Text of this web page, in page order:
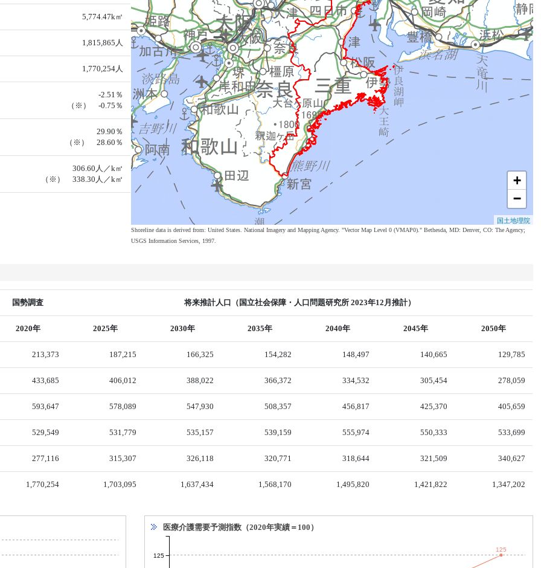
5,774.47k㎡
1,815,865人
1,770,254人
-2.51％
（※） -0.75％
29.90％
（※） 28.60％
306.60人／k㎡
（※） 338.30人／k㎡
+
−
国土地理院
Shoreline data is derived from: United States. National Imagery and Mapping Agency. "Vector Map Level 0 (VMAP0)." Bethesda, MD: Denver, CO: The Agency;
USGS Information Services, 1997.
国勢調査 将来推計人口（国立社会保障・人口問題研究所 2023年12月推計）
2020年 2025年 2030年 2035年 2040年 2045年 2050年
213,373 187,215 166,325 154,282 148,497 140,665 129,785
433,685 406,012 388,022 366,372 334,532 305,454 278,059
593,647 578,089 547,930 508,357 456,817 425,370 405,659
529,549 531,779 535,157 539,159 555,974 550,333 533,699
277,116 315,307 326,118 320,771 318,644 321,509 340,627
1,770,254 1,703,095 1,637,434 1,568,170 1,495,820 1,421,822 1,347,202
医療介護需要予測指数（2020年実績＝100）
125
125